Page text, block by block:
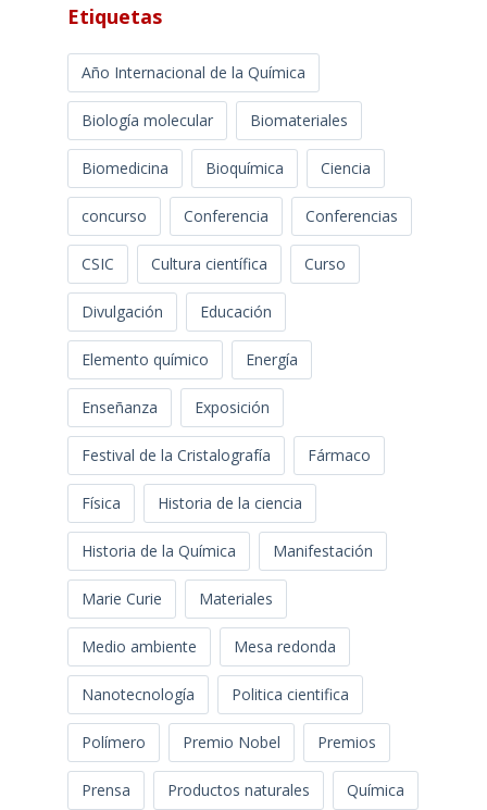
Etiquetas
Año Internacional de la Química
Biología molecular Biomateriales
Biomedicina Bioquímica Ciencia
concurso Conferencia Conferencias
CSIC Cultura científica Curso
Divulgación Educación
Elemento químico Energía
Enseñanza Exposición
Festival de la Cristalografía Fármaco
Física Historia de la ciencia
Historia de la Química Manifestación
Marie Curie Materiales
Medio ambiente Mesa redonda
Nanotecnología Politica cientifica
Polímero Premio Nobel Premios
Prensa Productos naturales Química